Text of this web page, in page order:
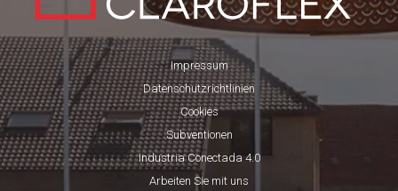
Impressum
Datenschutzrichtlinien
Cookies
Subventionen
Industria Conectada 4.0
Arbeiten Sie mit uns